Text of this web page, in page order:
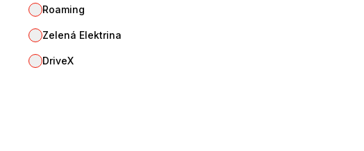
Roaming
Zelená Elektrina
DriveX